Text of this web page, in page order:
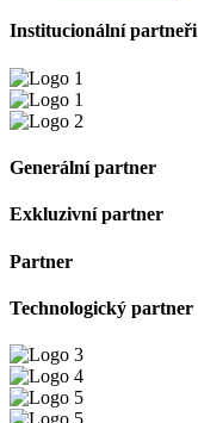
Institucionální partneři
Generální partner
Exkluzivní partner
Partner
Technologický partner